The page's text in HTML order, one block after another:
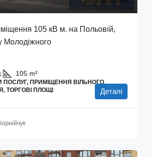
105 кВ м. на Польовій,
Молодіжного
105 m²
ПОСЛУГ, ПРИМІЩЕННЯ ВІЛЬНОГО
ТОРГОВІ ПЛОЩІ
Деталі